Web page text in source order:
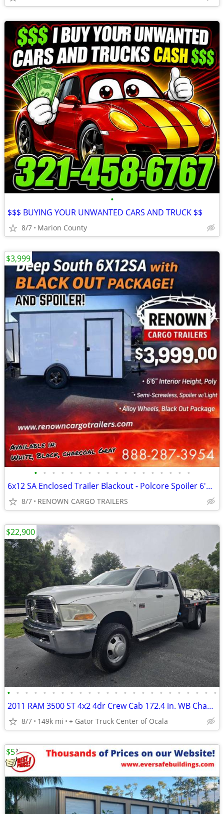
•
$$$ BUYING YOUR UNWANTED CARS AND TRUCK $$
8/7 Marion County
• • • • • • • • • • • • • • • • • •
6x12 SA Enclosed Trailer Blackout - Polcore Spoiler 6'6" - Call / Text
8/7 RENOWN CARGO TRAILERS
$3,999
• • • • • • • • • • • • • • • • • • • • • • • •
2011 RAM 3500 ST 4x2 4dr Crew Cab 172.4 in. WB Chassis
8/7 149k mi + Gator Truck Center of Ocala
$22,900
$5